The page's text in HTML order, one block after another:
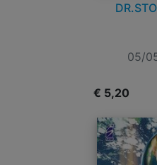
05/
€ 5,20